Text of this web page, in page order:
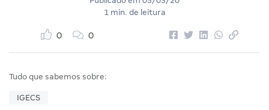
1 min. de leitura
0 0
Tudo que sabemos sobre:
IGECS